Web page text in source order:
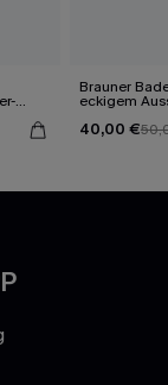
Brauner
eckigem
40,00 €